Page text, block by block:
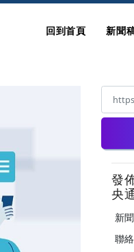
回到首頁 新聞
發
央
新
聯